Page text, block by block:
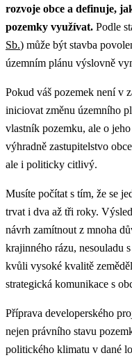
rozvoje obce a definuje,
pozemky využívat. Podle
Sb.) může být stavba
územním plánu výslovně
Pokud váš pozemek není v
iniciovat změnu územního
vlastník pozemku, ale o
výhradně zastupitelstvo
ale i politicky citlivý.
Musíte počítat s tím, že se
trvat i dva až tři roky.
návrh zamítnout z mnoha
krajinného rázu, nesouladu
kvůli vysoké kvalitě
strategická komunikace s
Příprava developerského
nejen právního stavu
politického klimatu v dané